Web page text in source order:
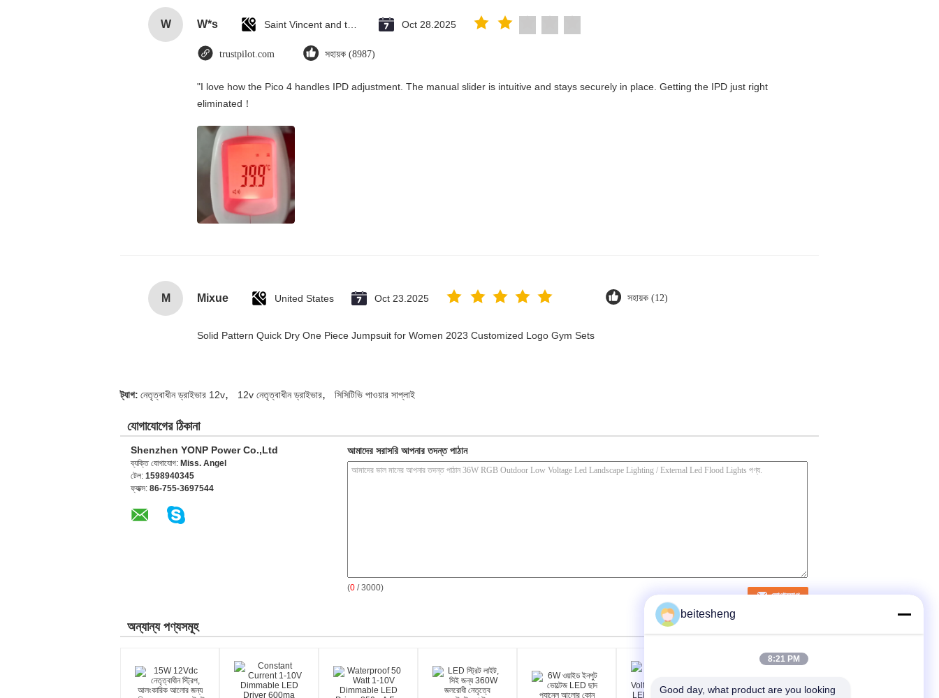
W W*s Oct 28.2025
trustpilot.com সহায়ক (8987)
"I love how the Pico 4 handles IPD adjustment. The manual slider is intuitive and stays securely in place. Getting the IPD just right
eliminated！
M Mixue United States Oct 23.2025 সহায়ক (12)
Solid Pattern Quick Dry One Piece Jumpsuit for Women 2023 Customized Logo Gym Sets
ট্যাগ: নেতৃত্বাধীন ড্রাইভার 12v, 12v নেতৃত্বাধীন ড্রাইভার, সিসিটিভি পাওয়ার সাপ্লাই
যোগাযোগের ঠিকানা
Shenzhen YONP Power Co.,Ltd
ব্যক্তি যোগাযোগ: Miss. Angel
টেল: 1598940345
ফ্যাক্স: 86-755-3697544
আমাদের সরাসরি আপনার তদন্ত পাঠান
(0 / 3000)
অন্যান্য পণ্যসমূহ
beitesheng
8:21 PM
Good day, what product are you looking